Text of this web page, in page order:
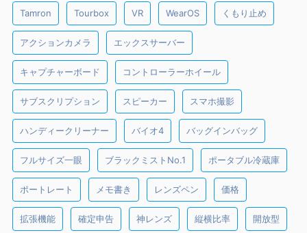
Tamron Tourbox VR WearOS くもり止め
アクションカメラ エックスサーバー
キャプチャーボード コントローラーホイール
サブスクリプション スピーカー スマホ撮影
ハンディークリーナー バイオ4 バッグインバッグ
フルサイズ一眼 ブラックミストNo.1 ポータブル冷蔵庫
ポートレート メモ書き レンズペン 価格
拡張機能 確定申告 神レンズ 縦横比率 開放型